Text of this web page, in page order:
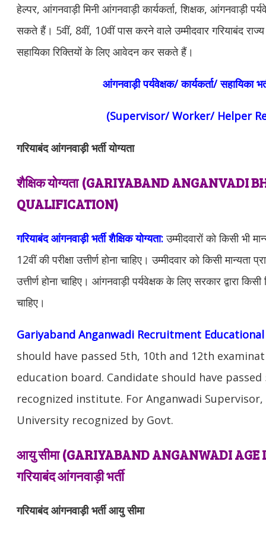
हेल्पर, आंगनवाड़ी मिनी आंगनवाड़ी कार्यकर्ता, शिक्षक, आंगनवाड़ी
सकते हैं। 5वीं, 8वीं, 10वीं पास करने वाले उम्मीदवार गरियाबंद
सहायिका रिक्तियों के लिए आवेदन कर सकते हैं।
आंगनवाड़ी पर्यवेक्षक/ कार्यकर्ता/ सहायिका
(Supervisor/ Worker/ Helper
गरियाबंद आंगनवाड़ी भर्ती योग्यता
शैक्षिक योग्यता(GARIYABAND ANGANVADI
QUALIFICATION)
गरियाबंद आंगनवाड़ी भर्ती शैक्षिक योग्यता: उम्मीदवारों को किसी भी
12वीं की परीक्षा उत्तीर्ण होना चाहिए। उम्मीदवार को किसी
उत्तीर्ण होना चाहिए। आंगनवाड़ी पर्यवेक्षक के लिए सरकार द्वारा किसी
चाहिए।
Gariyaband Anganwadi Recruitment
should have passed 5th, 10th and 12th
education board. Candidate should have
recognized institute. For Anganwadi
University recognized by Govt.
आयु सीमा (GARIYABANDANGANWADI AGE
गरियाबंद आंगनवाड़ी भर्ती
गरियाबंद आंगनवाड़ी भर्ती आयु सीमा